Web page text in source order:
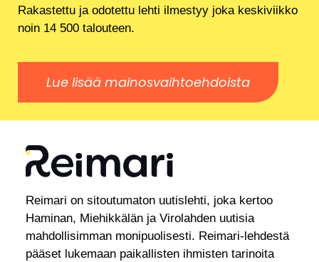
Rakastettu ja odotettu lehti ilmestyy joka keskiviikko
noin 14 500 talouteen.
Lue lisää mainosvaihtoehdoista
Reimari on sitoutumaton uutislehti, joka kertoo
Haminan, Miehikkälän ja Virolahden uutisia
mahdollisimman monipuolisesti. Reimari-lehdestä
pääset lukemaan paikallisten ihmisten tarinoita